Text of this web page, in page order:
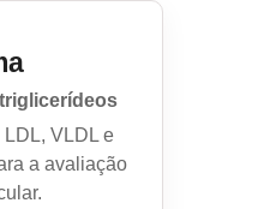
VLDL e
a avaliação